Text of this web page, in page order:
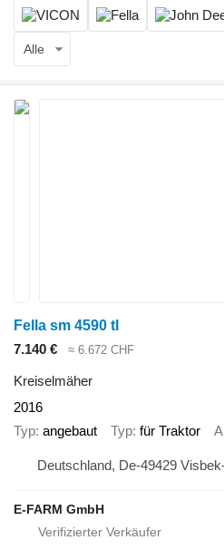
Alle
Fella sm 4590 tl
7.140 €
≈ 6.672 CHF
Kreiselmäher
2016
Typ angebaut Typ für Traktor
Deutschland, De-49429
E-FARM GmbH